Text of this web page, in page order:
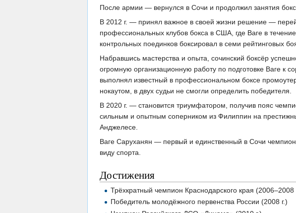
После армии — вернулся в Сочи и продолжил занятия
В 2012 г. — принял важное в своей жизни решение —
профессиональных клубов бокса в США, где Ваге в
контрольных поединков боксировал в семи рейтинговых
Набравшись мастерства и опыта, сочинский боксёр
огромную организационную работу по подготовке Ваге к
выполнял известный в профессиональном боксе
нокаутом, в двух судьи не смогли определить победителя.
В 2020 г. — становится триумфатором, получив пояс
сильным и опытным соперником из Филиппин на
Анджелесе.
Ваге Саруханян — первый и единственный в Сочи
виду спорта.
Достижения
Трёхкратный чемпион Краснодарского края (2006–2008
Победитель молодёжного первенства России (2008 г.)